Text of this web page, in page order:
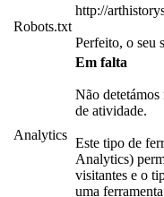
Robots.txt
http://
Perfeito, o seu
Analytics
Em falta
Não detetámos
de atividade.
Este tipo de
Analytics)
visitantes e o
uma